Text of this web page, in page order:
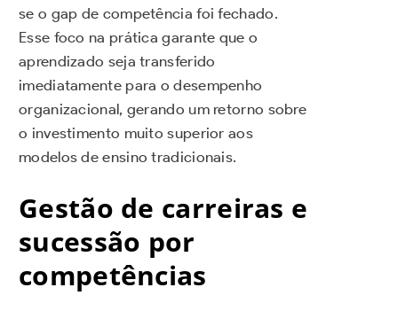
se o gap de competência foi fechado.
Esse foco na prática garante que o
aprendizado seja transferido
imediatamente para o desempenho
organizacional, gerando um retorno sobre
o investimento muito superior aos
modelos de ensino tradicionais.
Gestão de carreiras e
sucessão por
competências